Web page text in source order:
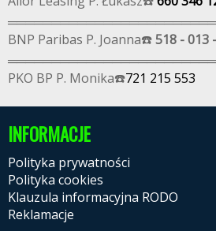
BNP Paribas P. Joanna☎️518 - 013
PKO BP P. Monika☎️721 215 553
INFORMACJE
Polityka prywatności
Polityka cookies
Klauzula informacyjna RODO
Reklamacje